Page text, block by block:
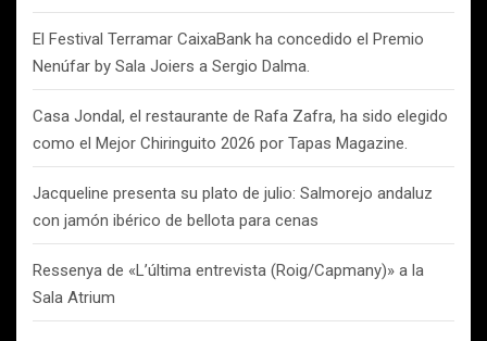
El Festival Terramar CaixaBank ha concedido el Premio
Nenúfar by Sala Joiers a Sergio Dalma.
Casa Jondal, el restaurante de Rafa Zafra, ha sido elegido
como el Mejor Chiringuito 2026 por Tapas Magazine.
Jacqueline presenta su plato de julio: Salmorejo andaluz
con jamón ibérico de bellota para cenas
Ressenya de «L’última entrevista (Roig/Capmany)» a la
Sala Atrium